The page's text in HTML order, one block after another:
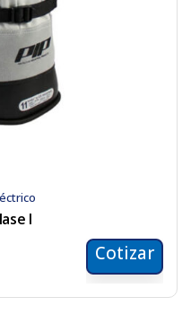
I
Cotizar